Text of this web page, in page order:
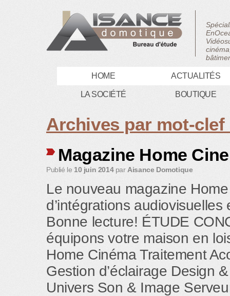
HOME ACTUALITÉS
LA SOCIÉTÉ BOUTIQUE
Archives par mot-
Magazine Home
Publié le 10 juin 2014 par Aisance Domotique
Le nouveau magazine
d’intégrations
Bonne lecture! ÉTUDE
équipons votre maison en
Home Cinéma Traitement
Gestion d’éclairage Design
Univers Son & Image